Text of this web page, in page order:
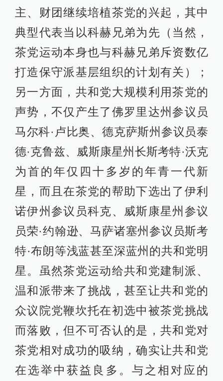
主、财团继续培植茶党的兴起，其中
典型代表当以科赫兄弟为先（当然，
茶党运动本身也与科赫兄弟斥资数亿
打造保守派基层组织的计划有关）；
另一方面，共和党大规模利用茶党的
声势，不仅产生了佛罗里达州参议员
马尔科·卢比奥、德克萨斯州参议员泰
德·克鲁兹、威斯康星州长斯考特·沃克
为首的年仅四十多岁的年青一代新
星，而且在茶党的帮助下选出了伊利
诺伊州参议员科克、威斯康星州参议
员荣·约翰逊、马萨诸塞州参议员斯考
特·布朗等浅蓝甚至深蓝州的共和党明
星。虽然茶党运动给共和党建制派、
温和派带来了挑战，甚至让共和党的
众议院党鞭坎托在初选中被茶党挑战
而落败，但不可否认的是，共和党对
茶党相对成功的吸纳，确实让共和党
在选举中获益良多。与之相对应的